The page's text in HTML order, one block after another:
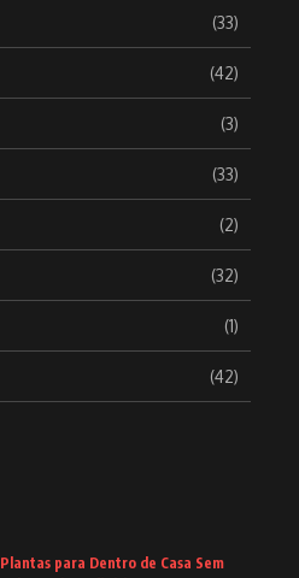
(33)
(42)
(3)
(33)
(2)
(32)
(1)
(42)
Plantas para Dentro de Casa Sem